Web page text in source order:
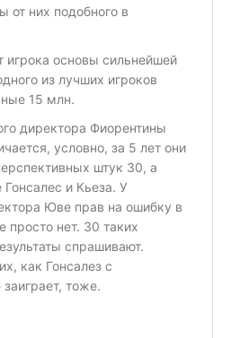
от них подобного в
игрока основы сильнейшей
из лучших игроков
15 млн.
директора Фиорентины
условно, за 5 лет они
штук 30, а
и Кьеза. У
Юве прав на ошибку в
просто нет. 30 таких
спрашивают.
как Гонсалез с
тоже.